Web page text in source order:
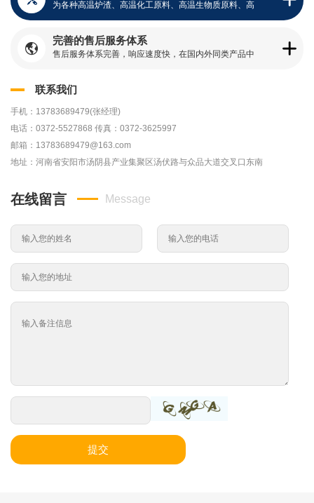
为各种高温炉渣、高温化工原料、高温生物质原料、高
温高岭土原料、高温复合材料等物料的冷却及输送提供
一体化解决方案

完善的售后服务体系
售后服务体系完善，响应速度快，在国内外同类产品中
联系我们
手机：13783689479(张经理)
电话：0372-5527868 传真：0372-3625997
邮箱：13783689479@163.com
地址：河南省安阳市汤阴县产业集聚区汤伏路与众品大道交叉口东南
在线留言 Message
提交